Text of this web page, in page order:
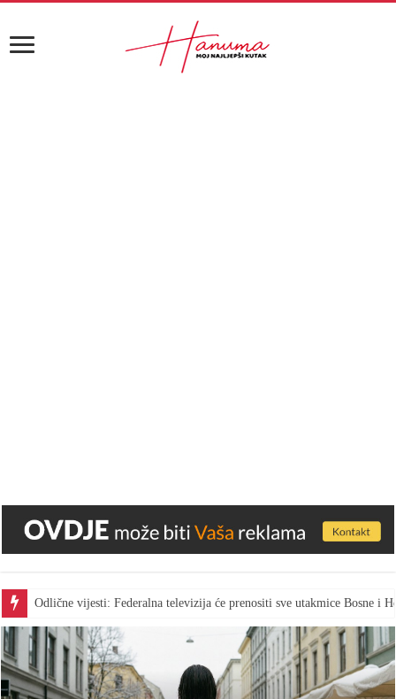
Odlične vijesti: Federalna televizija će prenositi sve utakmice Bosne i